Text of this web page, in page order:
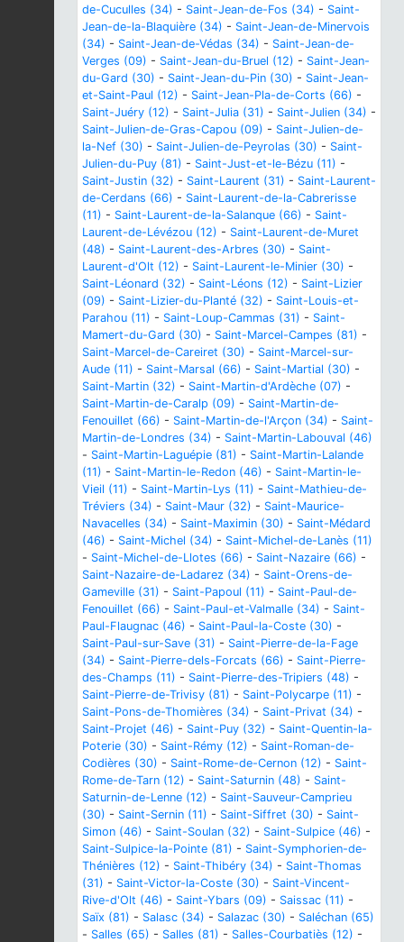
de-Cuculles (34) - Saint-Jean-de-Fos (34) - Saint-
Jean-de-la-Blaquière (34) - Saint-Jean-de-Minervois
(34) - Saint-Jean-de-Védas (34) - Saint-Jean-de-
Verges (09) - Saint-Jean-du-Bruel (12) - Saint-Jean-
du-Gard (30) - Saint-Jean-du-Pin (30) - Saint-Jean-
et-Saint-Paul (12) - Saint-Jean-Pla-de-Corts (66) -
Saint-Juéry (12) - Saint-Julia (31) - Saint-Julien (34) -
Saint-Julien-de-Gras-Capou (09) - Saint-Julien-de-
la-Nef (30) - Saint-Julien-de-Peyrolas (30) - Saint-
Julien-du-Puy (81) - Saint-Just-et-le-Bézu (11) -
Saint-Justin (32) - Saint-Laurent (31) - Saint-Laurent-
de-Cerdans (66) - Saint-Laurent-de-la-Cabrerisse
(11) - Saint-Laurent-de-la-Salanque (66) - Saint-
Laurent-de-Lévézou (12) - Saint-Laurent-de-Muret
(48) - Saint-Laurent-des-Arbres (30) - Saint-
Laurent-d'Olt (12) - Saint-Laurent-le-Minier (30) -
Saint-Léonard (32) - Saint-Léons (12) - Saint-Lizier
(09) - Saint-Lizier-du-Planté (32) - Saint-Louis-et-
Parahou (11) - Saint-Loup-Cammas (31) - Saint-
Mamert-du-Gard (30) - Saint-Marcel-Campes (81) -
Saint-Marcel-de-Careiret (30) - Saint-Marcel-sur-
Aude (11) - Saint-Marsal (66) - Saint-Martial (30) -
Saint-Martin (32) - Saint-Martin-d'Ardèche (07) -
Saint-Martin-de-Caralp (09) - Saint-Martin-de-
Fenouillet (66) - Saint-Martin-de-l'Arçon (34) - Saint-
Martin-de-Londres (34) - Saint-Martin-Labouval (46)
- Saint-Martin-Laguépie (81) - Saint-Martin-Lalande
(11) - Saint-Martin-le-Redon (46) - Saint-Martin-le-
Vieil (11) - Saint-Martin-Lys (11) - Saint-Mathieu-de-
Tréviers (34) - Saint-Maur (32) - Saint-Maurice-
Navacelles (34) - Saint-Maximin (30) - Saint-Médard
(46) - Saint-Michel (34) - Saint-Michel-de-Lanès (11)
- Saint-Michel-de-Llotes (66) - Saint-Nazaire (66) -
Saint-Nazaire-de-Ladarez (34) - Saint-Orens-de-
Gameville (31) - Saint-Papoul (11) - Saint-Paul-de-
Fenouillet (66) - Saint-Paul-et-Valmalle (34) - Saint-
Paul-Flaugnac (46) - Saint-Paul-la-Coste (30) -
Saint-Paul-sur-Save (31) - Saint-Pierre-de-la-Fage
(34) - Saint-Pierre-dels-Forcats (66) - Saint-Pierre-
des-Champs (11) - Saint-Pierre-des-Tripiers (48) -
Saint-Pierre-de-Trivisy (81) - Saint-Polycarpe (11) -
Saint-Pons-de-Thomières (34) - Saint-Privat (34) -
Saint-Projet (46) - Saint-Puy (32) - Saint-Quentin-la-
Poterie (30) - Saint-Rémy (12) - Saint-Roman-de-
Codières (30) - Saint-Rome-de-Cernon (12) - Saint-
Rome-de-Tarn (12) - Saint-Saturnin (48) - Saint-
Saturnin-de-Lenne (12) - Saint-Sauveur-Camprieu
(30) - Saint-Sernin (11) - Saint-Siffret (30) - Saint-
Simon (46) - Saint-Soulan (32) - Saint-Sulpice (46) -
Saint-Sulpice-la-Pointe (81) - Saint-Symphorien-de-
Thénières (12) - Saint-Thibéry (34) - Saint-Thomas
(31) - Saint-Victor-la-Coste (30) - Saint-Vincent-
Rive-d'Olt (46) - Saint-Ybars (09) - Saissac (11) -
Saïx (81) - Salasc (34) - Salazac (30) - Saléchan (65)
- Salles (65) - Salles (81) - Salles-Courbatiès (12) -